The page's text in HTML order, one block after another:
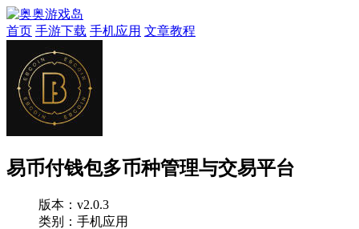
首页 手游下载 手机应用 文章教程
易币付钱包多币种管理与交易平台
版本： v2.0.3
类别：手机应用